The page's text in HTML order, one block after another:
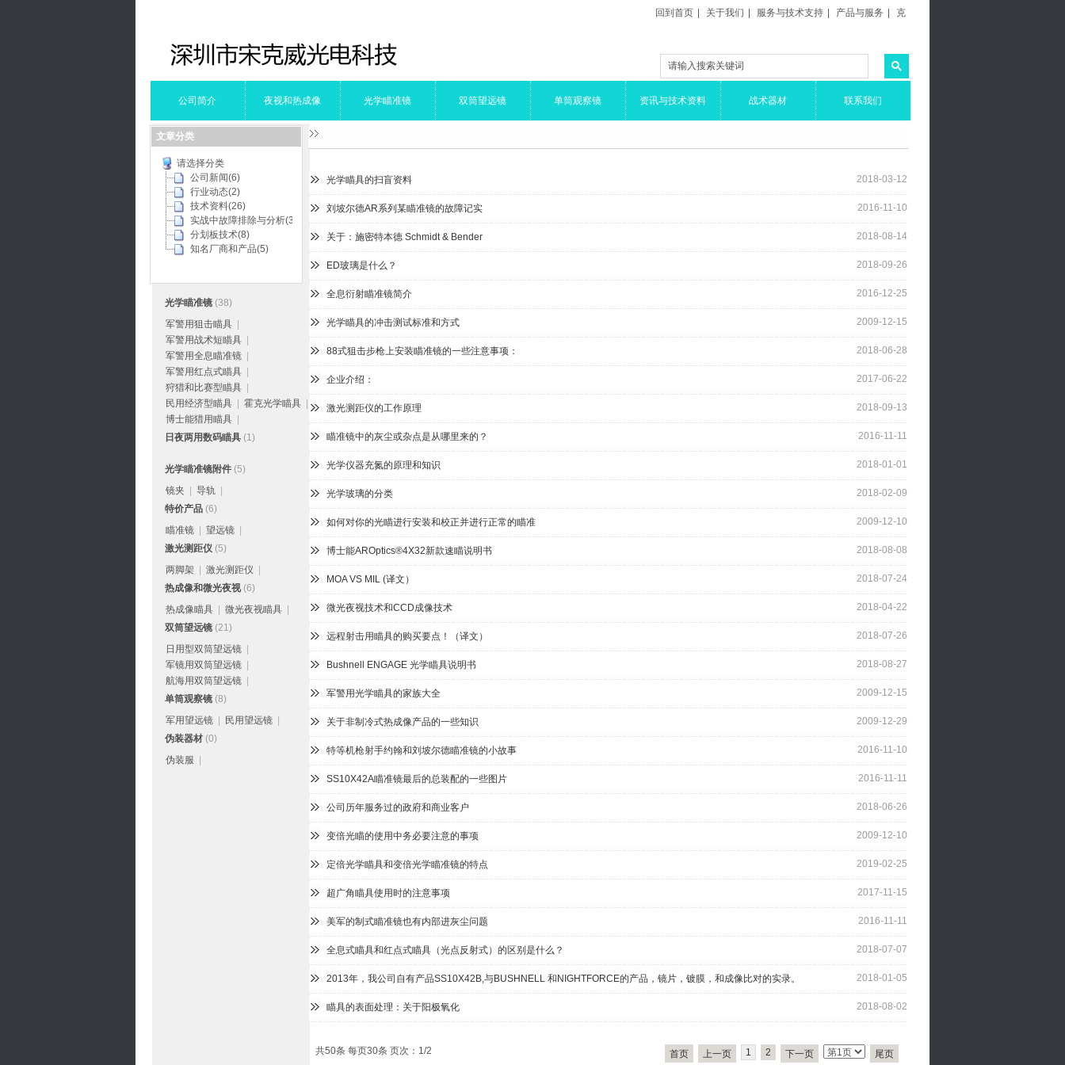
公司简介 夜视和热成像 光学瞄准镜 双筒望远镜 单筒观察镜 资讯与技术资料 战术器材 联系我们
回到首页 关于我们 服务与技术支持 产品与服务
克
光学瞄准镜 (38)
军警用狙击瞄具
军警用战术短瞄具
军警用全息瞄准镜
军警用红点式瞄具
狩猎和比赛型瞄具
民用经济型瞄具
霍克光学瞄具
博士能猎用瞄具
日夜两用数码瞄具 (1)
光学瞄准镜附件 (5)
镜夹
导轨
特价产品 (6)
瞄准镜
望远镜
激光测距仪 (5)
两脚架
激光测距仪
热成像和微光夜视(6)
热成像瞄具
微光夜视瞄具
双筒望远镜 (21)
日用型双筒望远镜
军镜用双筒望远镜
航海用双筒望远镜
单筒观察镜 (8)
军用望远镜
民用望远镜
伪装器材 (0)
伪装服
光学瞄具的扫盲资料 2018-03-12
刘坡尔德AR系列某瞄准镜的故障记实 2016-11-10
关于：施密特本德 Schmidt & Bender 2018-08-14
ED玻璃是什么？ 2018-09-26
全息衍射瞄准镜简介 2016-12-25
光学瞄具的冲击测试标准和方式 2009-12-15
88式狙击步枪上安装瞄准镜的一些注意事项： 2018-06-28
企业介绍： 2017-06-22
激光测距仪的工作原理 2018-09-13
瞄准镜中的灰尘或杂点是从哪里来的？ 2016-11-11
光学仪器充氮的原理和知识 2018-01-01
光学玻璃的分类 2018-02-09
如何对你的光瞄进行安装和校正并进行正常的瞄准 2009-12-10
博士能AROptics®4X32新款速瞄说明书 2018-08-08
MOA VS MIL (译文） 2018-07-24
微光夜视技术和CCD成像技术 2018-04-22
远程射击用瞄具的购买要点！（译文） 2018-07-26
Bushnell ENGAGE 光学瞄具说明书 2018-08-27
军警用光学瞄具的家族大全 2009-12-15
关于非制冷式热成像产品的一些知识 2009-12-29
特等机枪射手约翰和刘坡尔德瞄准镜的小故事 2016-11-10
SS10X42A瞄准镜最后的总装配的一些图片 2016-11-11
公司历年服务过的政府和商业客户 2018-06-26
变倍光瞄的使用中务必要注意的事项 2009-12-10
定倍光学瞄具和变倍光学瞄准镜的特点 2019-02-25
超广角瞄具使用时的注意事项 2017-11-15
美军的制式瞄准镜也有内部进灰尘问题 2016-11-11
全息式瞄具和红点式瞄具（光点反射式）的区别是什么？ 2018-07-07
2013年，我公司自有产品SS10X42B,与BUSHNELL 和NIGHTFORCE的产品，镜片，镀膜，和成像比对的实录。 2018-01-05
瞄具的表面处理：关于阳极氧化 2018-08-02
共50条 每页30条 页次：1/2 首页 上一页 1 2 下一页 尾页
文章分类
请选择分类
公司新闻(6)
行业动态(2)
技术资料(26)
实战中故障排除与分析(3)
分划板技术(8)
知名厂商和产品(5)